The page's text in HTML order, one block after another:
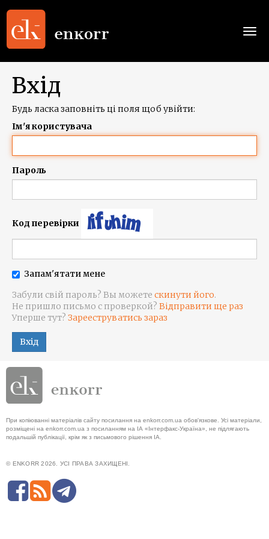
Вхід
Будь ласка заповніть ці поля щоб увійти:
Ім'я користувача
Пароль
Код перевірки
Запам'ятати мене
Забули свій пароль? Вы можете скинути його.
Не пришло письмо с проверкой? Відправити ще раз
Уперше тут? Зарееструватись зараз
Вхід
При копіюванні матеріалів сайту посилання на enkorr.com.ua обов'язкове. Усі матеріали,
розміщені на enkorr.com.ua з посиланням на ІА «Інтерфакс-Україна», не підлягають
подальшій публікації, крім як з письмового рішення ІА.
© ENKORR 2026. УСІ ПРАВА ЗАХИЩЕНІ.